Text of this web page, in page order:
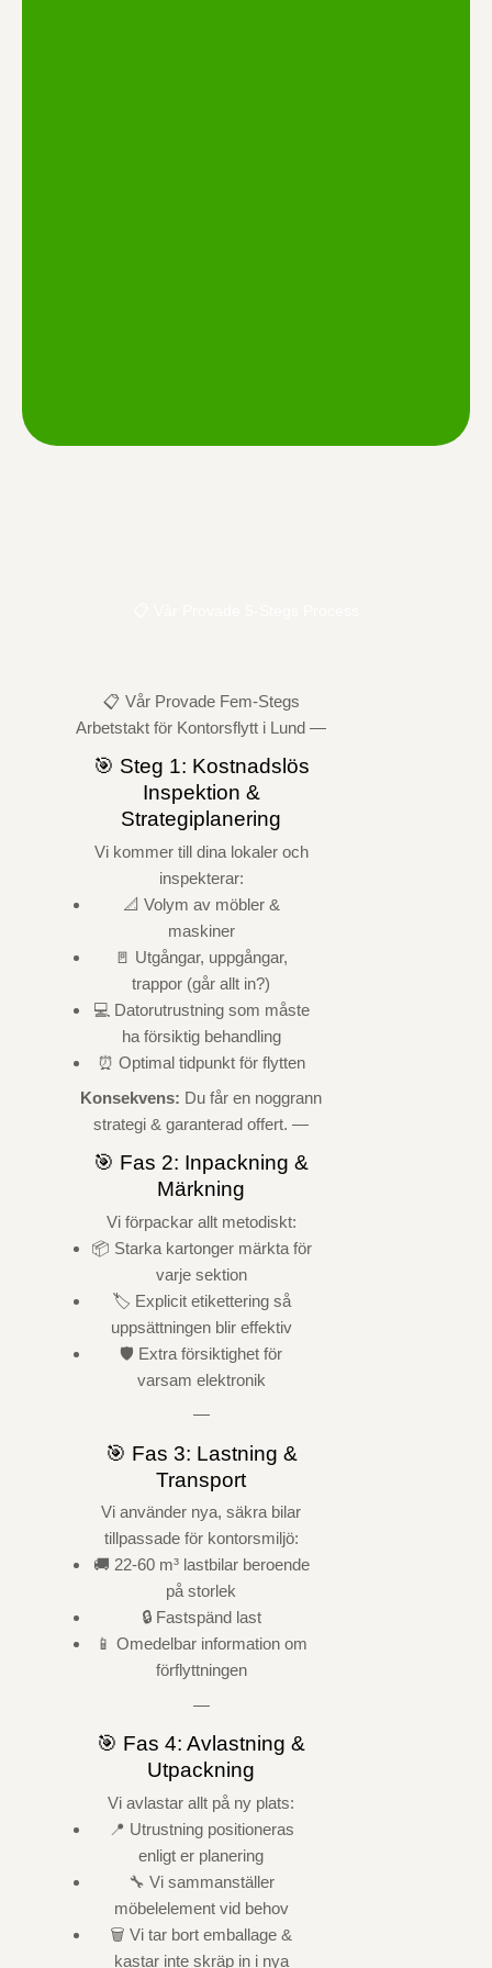
📋 Vår Provade Fem-Stegs
Arbetstakt för Kontorsflytt i Lund —
🎯 Steg 1: Kostnadslös
Inspektion &
Strategiplanering
Vi kommer till dina lokaler och
inspekterar:
📐 Volym av möbler &
maskiner
🚪 Utgångar, uppgångar,
trappor (går allt in?)
💻 Datorutrustning som måste
ha försiktig behandling
⏰ Optimal tidpunkt för flytten
Konsekvens: Du får en noggrann
strategi & garanterad offert. —
🎯 Fas 2: Inpackning &
Märkning
Vi förpackar allt metodiskt:
📦 Starka kartonger märkta för
varje sektion
🏷️ Explicit etikettering så
uppsättningen blir effektiv
🛡️ Extra försiktighet för
varsam elektronik
—
🎯 Fas 3: Lastning &
Transport
Vi använder nya, säkra bilar
tillpassade för kontorsmiljö:
🚚 22-60 m³ lastbilar beroende
på storlek
🔒 Fastspänd last
📱 Omedelbar information om
förflyttningen
—
🎯 Fas 4: Avlastning &
Utpackning
Vi avlastar allt på ny plats:
📍 Utrustning positioneras
enligt er planering
🔧 Vi sammanställer
möbelelement vid behov
🗑️ Vi tar bort emballage &
kastar inte skräp in i nya